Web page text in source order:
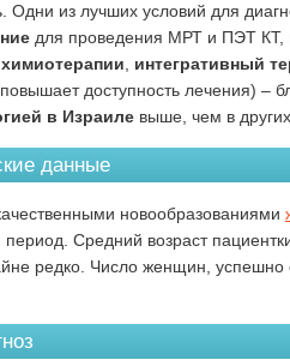
из лучших условий для
для проведения МРТ и ПЭТ КТ,
интегративный
доступность лечения) –
в Израиле выше, чем в
данные
новообразованиями
Средний возраст
редко. Число женщин, успешно